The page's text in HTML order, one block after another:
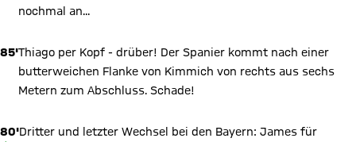
nochmal an...
85'Thiago per Kopf - drüber! Der Spanier kommt nach einer
butterweichen Flanke von Kimmich von rechts aus sechs
Metern zum Abschluss. Schade!
80'Dritter und letzter Wechsel bei den Bayern: James für